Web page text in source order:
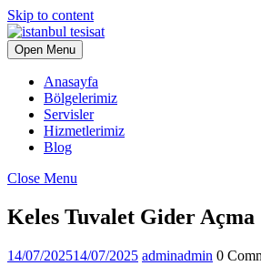
Skip to content
Open Menu
Anasayfa
Bölgelerimiz
Servisler
Hizmetlerimiz
Blog
Close Menu
Keles Tuvalet Gider Açma
14/07/202514/07/2025 adminadmin 0